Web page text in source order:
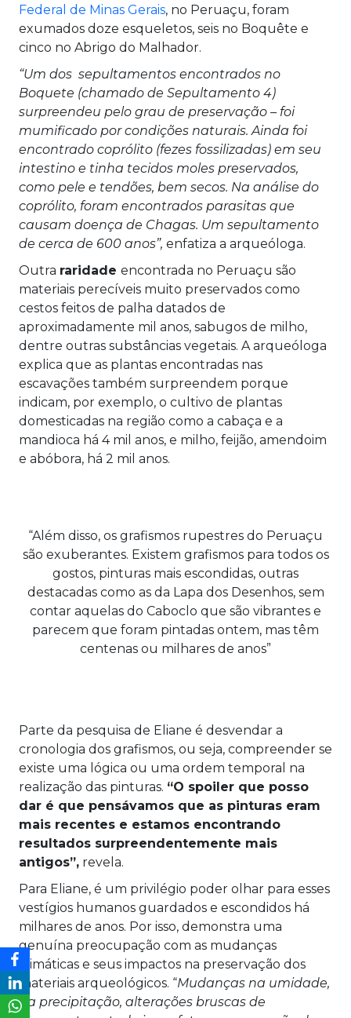
Federal de Minas Gerais, no Peruaçu, foram
exumados doze esqueletos, seis no Boquête e
cinco no Abrigo do Malhador.
“Um dos sepultamentos encontrados no
Boquete (chamado de Sepultamento 4)
surpreendeu pelo grau de preservação – foi
mumificado por condições naturais. Ainda foi
encontrado coprólito (fezes fossilizadas) em seu
intestino e tinha tecidos moles preservados,
como pele e tendões, bem secos. Na análise do
coprólito, foram encontrados parasitas que
causam doença de Chagas. Um sepultamento
de cerca de 600 anos”, enfatiza a arqueóloga.
Outra raridade encontrada no Peruaçu são
materiais perecíveis muito preservados como
cestos feitos de palha datados de
aproximadamente mil anos, sabugos de milho,
dentre outras substâncias vegetais. A arqueóloga
explica que as plantas encontradas nas
escavações também surpreendem porque
indicam, por exemplo, o cultivo de plantas
domesticadas na região como a cabaça e a
mandioca há 4 mil anos, e milho, feijão, amendoim
e abóbora, há 2 mil anos.
“Além disso, os grafismos rupestres do Peruaçu
são exuberantes. Existem grafismos para todos os
gostos, pinturas mais escondidas, outras
destacadas como as da Lapa dos Desenhos, sem
contar aquelas do Caboclo que são vibrantes e
parecem que foram pintadas ontem, mas têm
centenas ou milhares de anos”
Parte da pesquisa de Eliane é desvendar a
cronologia dos grafismos, ou seja, compreender se
existe uma lógica ou uma ordem temporal na
realização das pinturas. “O spoiler que posso
dar é que pensávamos que as pinturas eram
mais recentes e estamos encontrando
resultados surpreendentemente mais
antigos”, revela.
Para Eliane, é um privilégio poder olhar para esses
vestígios humanos guardados e escondidos há
milhares de anos. Por isso, demonstra uma
genuína preocupação com as mudanças
climáticas e seus impactos na preservação dos
materiais arqueológicos. “Mudanças na umidade,
na precipitação, alterações bruscas de